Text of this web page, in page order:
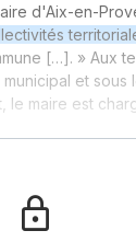
d'Aix-en-
[…]. » Aux
et sous
maire est